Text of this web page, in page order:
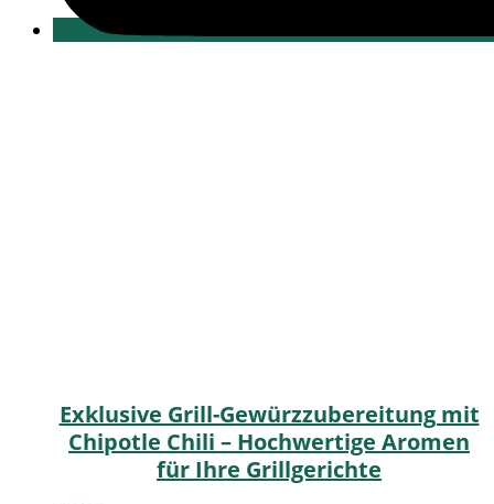
Exklusive Grill-Gewürzzubereitung mit
Chipotle Chili – Hochwertige Aromen
für Ihre Grillgerichte